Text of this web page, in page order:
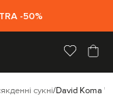
-50%
сукні David Koma